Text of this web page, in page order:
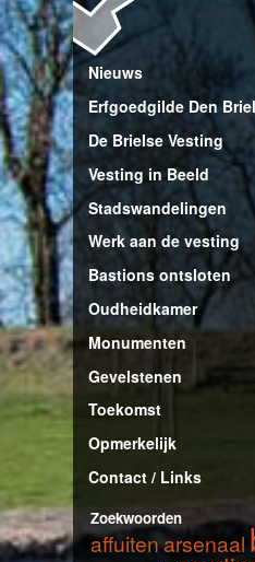
Nieuws
Erfgoedgilde Den Briel
De Brielse Vesting
Vesting in Beeld
Stadswandelingen
Werk aan de vesting
Bastions ontsloten
Oudheidkamer
Monumenten
Gevelstenen
Toekomst
Opmerkelijk
Contact / Links
Zoekwoorden
affuitenarsenaal